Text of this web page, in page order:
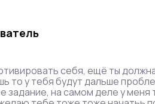
себя, ещё ты
то у тебя будут дальше
на самом деле у меня